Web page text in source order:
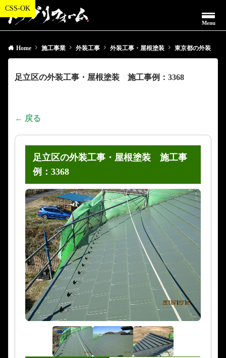
Menu
Home 施工事業 外装工事 外装工事・屋根塗装 東京都の外装工事・屋根塗装
足立区の外装工事・屋根塗装 施工事例：3368
← 戻る
足立区の外装工事・屋根塗装 施工事
例：3368